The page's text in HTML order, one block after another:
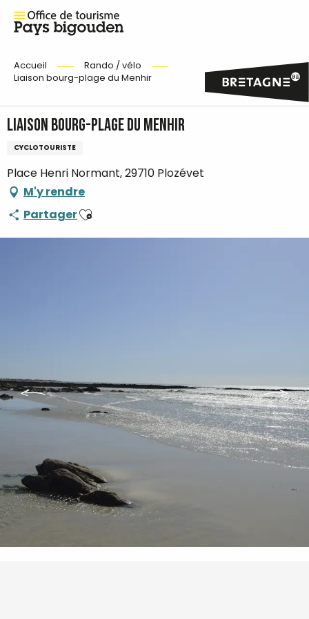
Accueil
Rando / vélo
Liaison bourg-plage du Menhir
Liaison bourg-plage du Menhir
CYCLOTOURISTE
Place Henri Normant, 29710 Plozévet
M'y rendre
PartagerAjouter aux favoris